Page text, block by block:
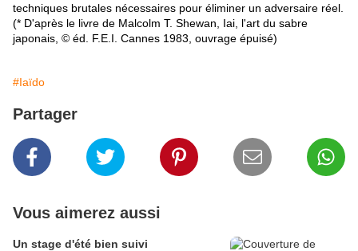
techniques brutales nécessaires pour éliminer un adversaire réel.
(* D'après le livre de Malcolm T. Shewan, Iai, l'art du sabre
japonais, © éd. F.E.I. Cannes 1983, ouvrage épuisé)
#Iaïdo
Partager
Vous aimerez aussi
Un stage d'été bien suivi